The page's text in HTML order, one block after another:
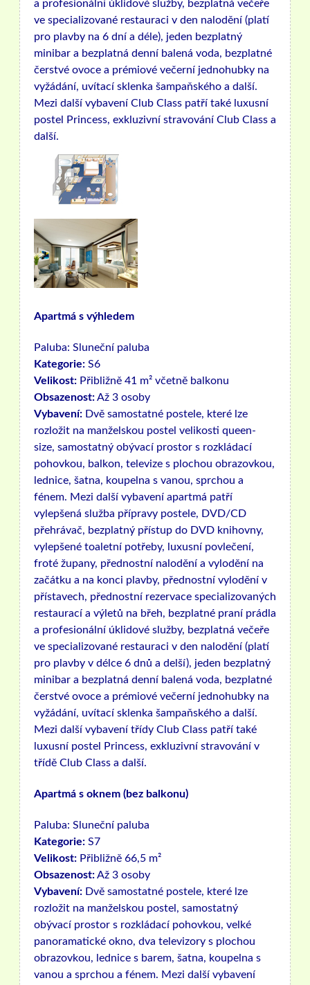
a profesionální úklidové služby, bezplatná večeře
ve specializované restauraci v den nalodění (platí
pro plavby na 6 dní a déle), jeden bezplatný
minibar a bezplatná denní balená voda, bezplatné
čerstvé ovoce a prémiové večerní jednohubky na
vyžádání, uvítací sklenka šampaňského a další.
Mezi další vybavení Club Class patří také luxusní
postel Princess, exkluzivní stravování Club Class a
další.
Apartmá s výhledem
Paluba: Sluneční paluba
Kategorie: S6
Velikost: Přibližně 41 m² včetně balkonu
Obsazenost:Až 3 osoby
Vybavení: Dvě samostatné postele, které lze
rozložit na manželskou postel velikosti queen-
size, samostatný obývací prostor s rozkládací
pohovkou, balkon, televize s plochou obrazovkou,
lednice, šatna, koupelna s vanou, sprchou a
fénem. Mezi další vybavení apartmá patří
vylepšená služba přípravy postele, DVD/CD
přehrávač, bezplatný přístup do DVD knihovny,
vylepšené toaletní potřeby, luxusní povlečení,
froté župany, přednostní nalodění a vylodění na
začátku a na konci plavby, přednostní vylodění v
přístavech, přednostní rezervace specializovaných
restaurací a výletů na břeh, bezplatné praní prádla
a profesionální úklidové služby, bezplatná večeře
ve specializované restauraci v den nalodění (platí
pro plavby v délce 6 dnů a delší), jeden bezplatný
minibar a bezplatná denní balená voda, bezplatné
čerstvé ovoce a prémiové večerní jednohubky na
vyžádání, uvítací sklenka šampaňského a další.
Mezi další vybavení třídy Club Class patří také
luxusní postel Princess, exkluzivní stravování v
třídě Club Class a další.
Apartmá s oknem (bez balkonu)
Paluba: Sluneční paluba
Kategorie: S7
Velikost: Přibližně 66,5 m²
Obsazenost:Až 3 osoby
Vybavení: Dvě samostatné postele, které lze
rozložit na manželskou postel, samostatný
obývací prostor s rozkládací pohovkou, velké
panoramatické okno, dva televizory s plochou
obrazovkou, lednice s barem, šatna, koupelna s
vanou a sprchou a fénem. Mezi další vybavení